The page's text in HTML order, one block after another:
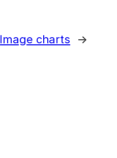
Image charts →